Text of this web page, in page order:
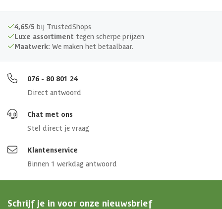
4,65/5 bij TrustedShops
Luxe assortiment tegen scherpe prijzen
Maatwerk: We maken het betaalbaar.
076 - 80 801 24
Direct antwoord
Chat met ons
Stel direct je vraag
Klantenservice
Binnen 1 werkdag antwoord
Schrijf je in voor onze nieuwsbrief